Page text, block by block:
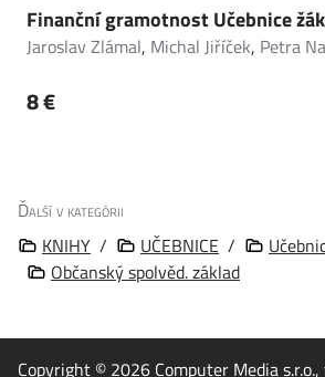
Finanční gramotnost Učebnice
Jaroslav Zlámal, Michal Jiříček, Petra
8 €
Ďalší v kategórii
KNIHY / UČEBNICE /
Občanský spolvěd. základ
Copyright © 2026 Computer Media s.r.o.,